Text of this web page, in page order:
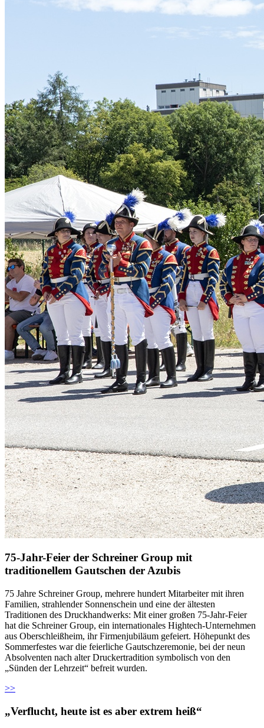
75-Jahr-Feier der Schreiner Group mit
traditionellem Gautschen der Azubis
75 Jahre Schreiner Group, mehrere hundert Mitarbeiter mit ihren
Familien, strahlender Sonnenschein und eine der ältesten
Traditionen des Druckhandwerks: Mit einer großen 75-Jahr-Feier
hat die Schreiner Group, ein internationales Hightech-Unternehmen
aus Oberschleißheim, ihr Firmenjubiläum gefeiert. Höhepunkt des
Sommerfestes war die feierliche Gautschzeremonie, bei der neun
Absolventen nach alter Druckertradition symbolisch von den
„Sünden der Lehrzeit“ befreit wurden.
>>
„Verflucht, heute ist es aber extrem heiß“